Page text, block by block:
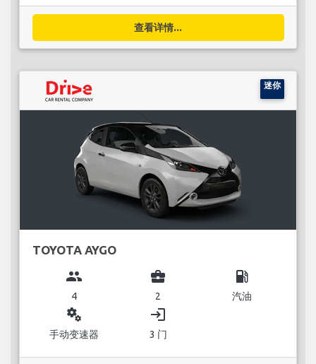
查看详情...
迷你
TOYOTA AYGO
group
4
business_center
2
local_gas_station
汽油
miscellaneous_services
手动变速器
login
3 门